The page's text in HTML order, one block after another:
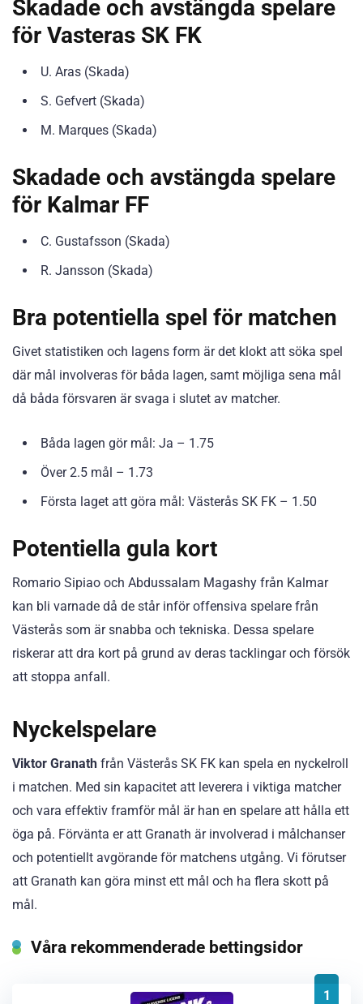
Skadade och avstängda spelare
för Vasteras SK FK
U. Aras (Skada)
S. Gefvert (Skada)
M. Marques (Skada)
Skadade och avstängda spelare
för Kalmar FF
C. Gustafsson (Skada)
R. Jansson (Skada)
Bra potentiella spel för matchen
Givet statistiken och lagens form är det klokt att söka spel
där mål involveras för båda lagen, samt möjliga sena mål
då båda försvaren är svaga i slutet av matcher.
Båda lagen gör mål: Ja – 1.75
Över 2.5 mål – 1.73
Första laget att göra mål: Västerås SK FK – 1.50
Potentiella gula kort
Romario Sipiao och Abdussalam Magashy från Kalmar
kan bli varnade då de står inför offensiva spelare från
Västerås som är snabba och tekniska. Dessa spelare
riskerar att dra kort på grund av deras tacklingar och försök
att stoppa anfall.
Nyckelspelare
Viktor Granath från Västerås SK FK kan spela en nyckelroll
i matchen. Med sin kapacitet att leverera i viktiga matcher
och vara effektiv framför mål är han en spelare att hålla ett
öga på. Förvänta er att Granath är involverad i målchanser
och potentiellt avgörande för matchens utgång. Vi förutser
att Granath kan göra minst ett mål och ha flera skott på
mål.
Våra rekommenderade bettingsidor
1